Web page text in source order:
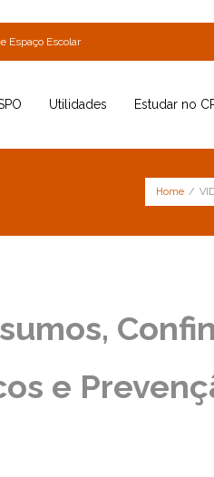
Espaço Escolar
Utilidades Estudar no
Home /
e